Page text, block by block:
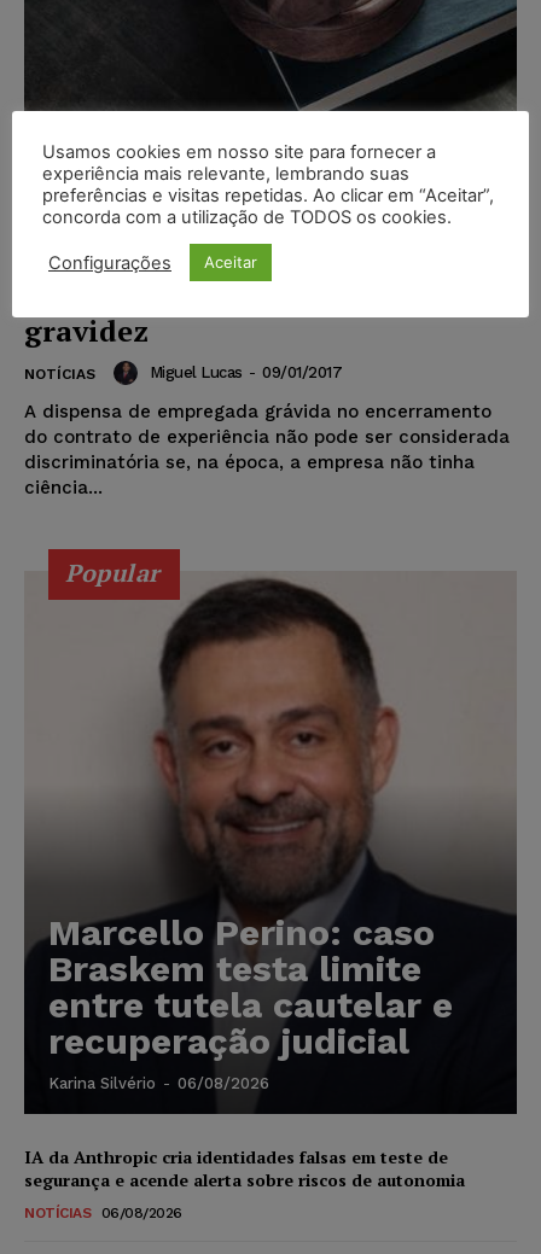
Tribunal Regional do Trabalho
entende não ser discriminatória
dispensa de gestante ao fim do
contrato de experiência se
gravidez
NOTÍCIAS Miguel Lucas - 09/01/2017
A dispensa de empregada grávida no encerramento
do contrato de experiência não pode ser considerada
discriminatória se, na época, a empresa não tinha
ciência...
Popular
Marcello Perino: caso
Braskem testa limite
entre tutela cautelar e
recuperação judicial
Karina Silvério - 06/08/2026
IA da Anthropic cria identidades falsas em teste de
segurança e acende alerta sobre riscos de autonomia
NOTÍCIAS 06/08/2026
Usamos cookies em nosso site para fornecer a
experiência mais relevante, lembrando suas
preferências e visitas repetidas. Ao clicar em “Aceitar”,
concorda com a utilização de TODOS os cookies.
Configurações Aceitar